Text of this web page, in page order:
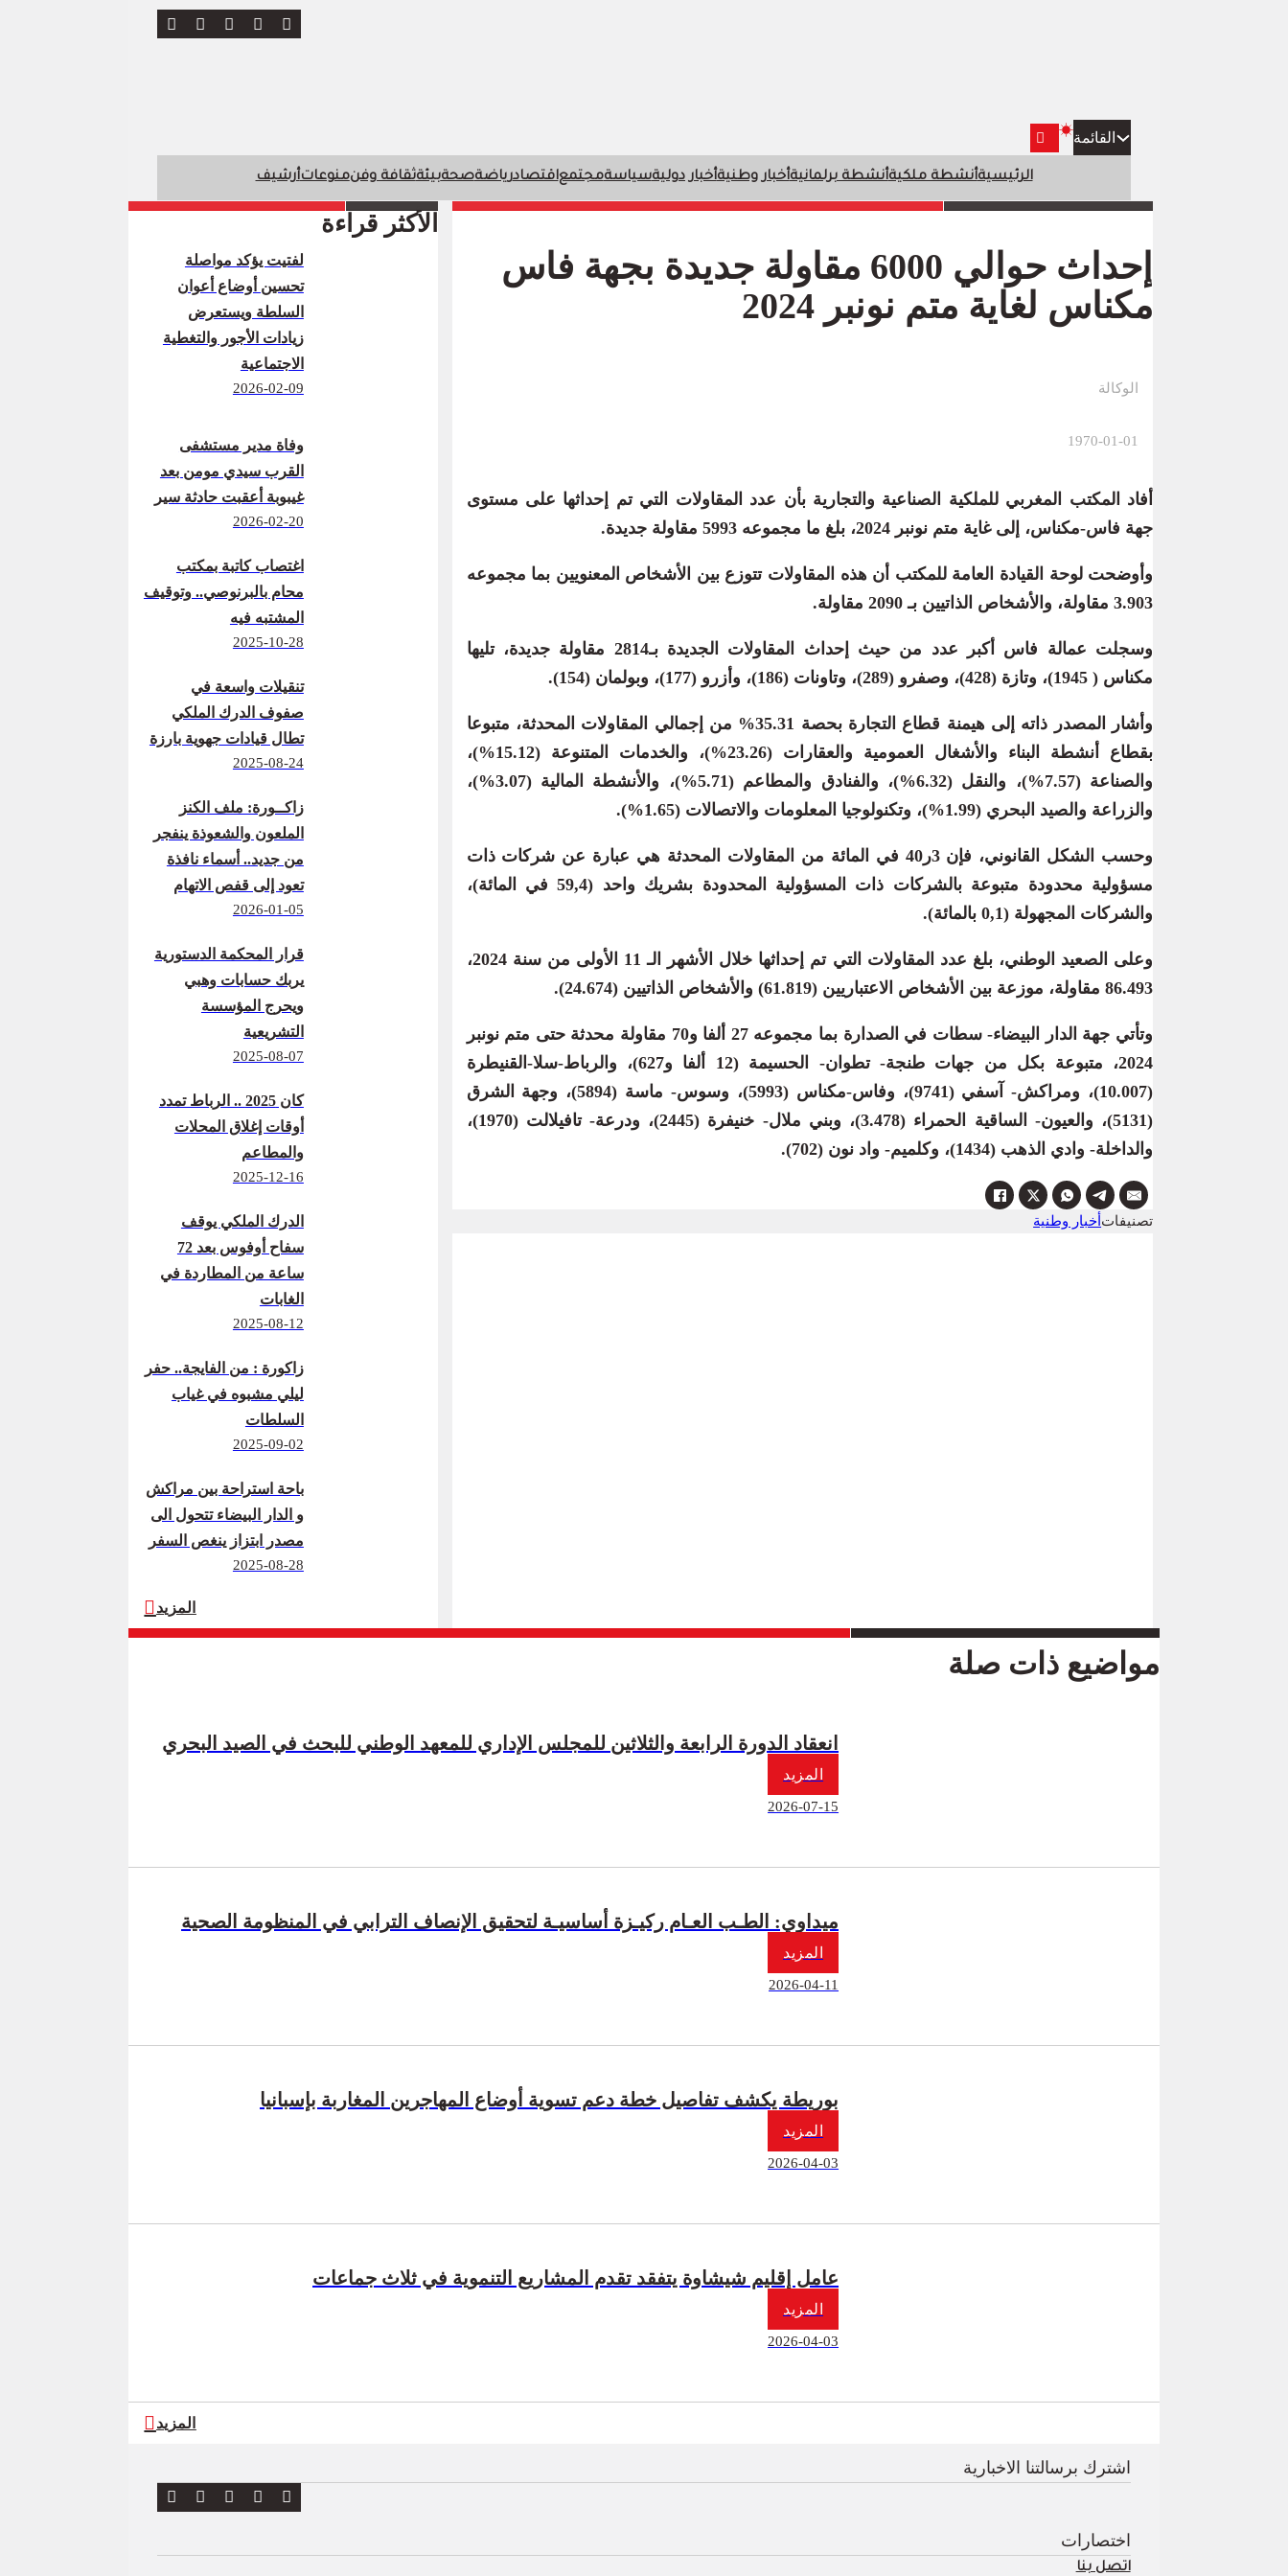
القائمة
الرئيسيةأنشطة ملكيةأنشطة برلمانيةأخبار وطنيةأخبار دوليةسياسةمجتمعاقتصادرياضةصحةبيئةثقافة وفنمنوعاتأرشيف
الأكثر قراءة
لفتيت يؤكد مواصلة
تحسين أوضاع أعوان
السلطة ويستعرض
زيادات الأجور والتغطية
الاجتماعية
2026-02-09
وفاة مدير مستشفى
القرب سيدي مومن بعد
غيبوبة أعقبت حادثة سير
2026-02-20
اغتصاب كاتبة بمكتب
محام بالبرنوصي.. وتوقيف
المشتبه فيه
2025-10-28
تنقيلات واسعة في
صفوف الدرك الملكي
تطال قيادات جهوية بارزة
2025-08-24
زاكــورة: ملف الكنز
الملعون والشعوذة ينفجر
من جديد.. أسماء نافذة
تعود إلى قفص الاتهام
2026-01-05
قرار المحكمة الدستورية
يربك حسابات وهبي
ويحرج المؤسسة
التشريعية
2025-08-07
كان 2025 .. الرباط تمدد
أوقات إغلاق المحلات
والمطاعم
2025-12-16
الدرك الملكي يوقف
سفاح أوفوس بعد 72
ساعة من المطاردة في
الغابات
2025-08-12
زاكورة : من الفايجة.. حفر
ليلي مشبوه في غياب
السلطات
2025-09-02
باحة استراحة بين مراكش
و الدار البيضاء تتحول الى
مصدر ابتزاز ينغص السفر
2025-08-28
المزيد
إحداث حوالي 6000 مقاولة جديدة بجهة فاس
مكناس لغاية متم نونبر 2024
الوكالة
1970-01-01
أفاد المكتب المغربي للملكية الصناعية والتجارية بأن عدد المقاولات التي تم إحداثها على مستوى
جهة فاس-مكناس، إلى غاية متم نونبر 2024، بلغ ما مجموعه 5993 مقاولة جديدة.
وأوضحت لوحة القيادة العامة للمكتب أن هذه المقاولات تتوزع بين الأشخاص المعنويين بما مجموعه
3.903 مقاولة، والأشخاص الذاتيين بـ 2090 مقاولة.
وسجلت عمالة فاس أكبر عدد من حيث إحداث المقاولات الجديدة بـ2814 مقاولة جديدة، تليها
مكناس ( 1945)، وتازة (428)، وصفرو (289)، وتاونات (186)، وأزرو (177)، وبولمان (154).
وأشار المصدر ذاته إلى هيمنة قطاع التجارة بحصة 35.31% من إجمالي المقاولات المحدثة، متبوعا
بقطاع أنشطة البناء والأشغال العمومية والعقارات (23.26%)، والخدمات المتنوعة (15.12%)،
والصناعة (7.57%)، والنقل (6.32%)، والفنادق والمطاعم (5.71%)، والأنشطة المالية (3.07%)،
والزراعة والصيد البحري (1.99%)، وتكنولوجيا المعلومات والاتصالات (1.65%).
وحسب الشكل القانوني، فإن 3ر40 في المائة من المقاولات المحدثة هي عبارة عن شركات ذات
مسؤولية محدودة متبوعة بالشركات ذات المسؤولية المحدودة بشريك واحد (59,4 في المائة)،
والشركات المجهولة (0,1 بالمائة).
وعلى الصعيد الوطني، بلغ عدد المقاولات التي تم إحداثها خلال الأشهر الـ 11 الأولى من سنة 2024،
86.493 مقاولة، موزعة بين الأشخاص الاعتباريين (61.819) والأشخاص الذاتيين (24.674).
وتأتي جهة الدار البيضاء- سطات في الصدارة بما مجموعه 27 ألفا و70 مقاولة محدثة حتى متم نونبر
2024، متبوعة بكل من جهات طنجة- تطوان- الحسيمة (12 ألفا و627)، والرباط-سلا-القنيطرة
(10.007)، ومراكش- آسفي (9741)، وفاس-مكناس (5993)، وسوس- ماسة (5894)، وجهة الشرق
(5131)، والعيون- الساقية الحمراء (3.478)، وبني ملال- خنيفرة (2445)، ودرعة- تافيلالت (1970)،
والداخلة- وادي الذهب (1434)، وكلميم- واد نون (702).
أخبار وطنية تصنيفات
مواضيع ذات صلة
انعقاد الدورة الرابعة والثلاثين للمجلس الإداري للمعهد الوطني للبحث في الصيد البحري
المزيد
2026-07-15
ميداوي: الطـب العـام ركيـزة أساسيـة لتحقيق الإنصاف الترابي في المنظومة الصحية
المزيد
2026-04-11
بوريطة يكشف تفاصيل خطة دعم تسوية أوضاع المهاجرين المغاربة بإسبانيا
المزيد
2026-04-03
عامل إقليم شيشاوة يتفقد تقدم المشاريع التنموية في ثلاث جماعات
المزيد
2026-04-03
المزيد
اشترك برسالتنا الاخبارية
اختصارات
اتصل بنا